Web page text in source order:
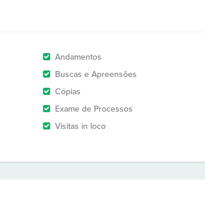
Andamentos
Buscas e Apreensões
Cópias
Exame de Processos
Visitas in loco